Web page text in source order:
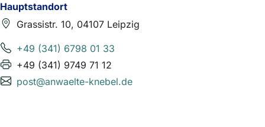
Hauptstandort
Grassistr. 10, 04107 Leipzig
+49 (341) 6798 01 33
+49 (341) 9749 71 12
post@anwaelte-knebel.de